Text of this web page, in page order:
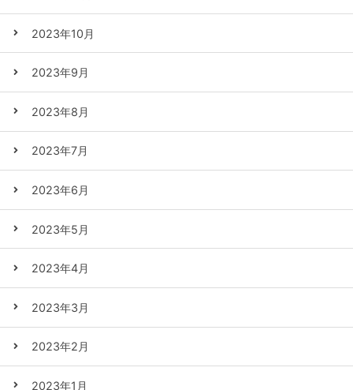
2023年10月
2023年9月
2023年8月
2023年7月
2023年6月
2023年5月
2023年4月
2023年3月
2023年2月
2023年1月